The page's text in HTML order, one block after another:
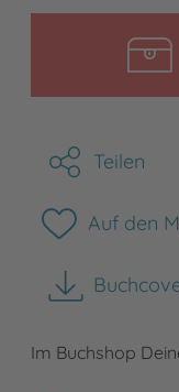
Teilen
Auf den
Im Buchshop